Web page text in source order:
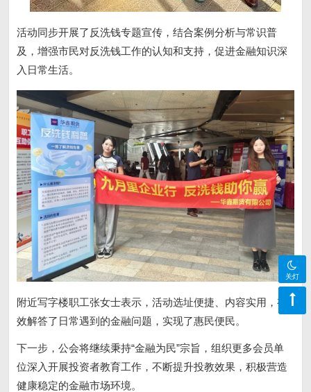
活动同步开展了反洗钱专题宣传，结合案例分析与常识普
及，增强市民对反洗钱工作的认知和支持，促进金融知识深
入日常生活。
附近写字楼职工张女士表示，活动选址便捷、内容实用，有
效解答了日常遇到的金融问题，实现了惠民便民。
下一步，公会将继续秉持“金融为民”宗旨，组织更多会员单
位深入开展投资者教育工作，不断提升投教效果，积极营造
健康稳定的金融市场环境。
关灯